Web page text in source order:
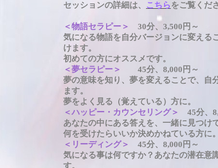
セッションの詳細は、 こちら をご覧くだ
＜物語セラピー＞
30分、3,500円～
気になる物語を自分バージョンに変える
けます。
初めての方にオススメです。
＜夢セラピー＞
45分、8,000円～
夢の意味を知り、夢を変えることで、自
ます。
夢をよく見る（覚えている）方に。
＜ハッピー・カウンセリング＞
45分、
あなたの中にある答えを、一緒に見つけ
何を受けたらいいか決めかねている方に
＜リーディング＞
45分、8,000円～
気になる事は何ですか？あなたの潜在意
す。